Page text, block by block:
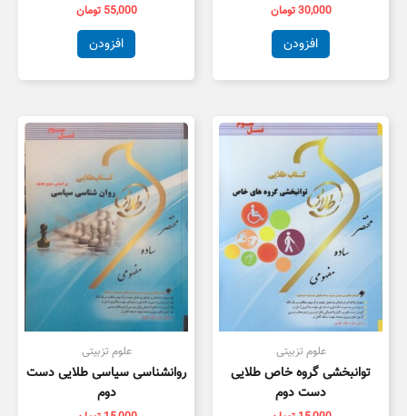
30,000تومان
افزودن
55,000 تومان
افزودن
علوم تزبیتی
توانبخشی گروه خاص طلایی
دست دوم
علوم تزبیتی
روانشناسی سیاسی طلایی دست
دوم